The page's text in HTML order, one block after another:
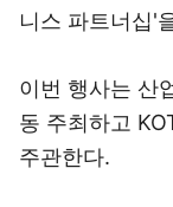
니스 파트너십'
이번 행사는 산
동 주최하고
주관한다.